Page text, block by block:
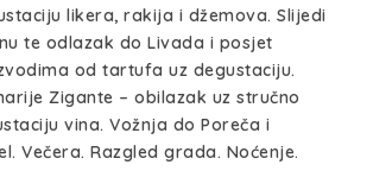
likera, rakija i džemova. Slijedi
te odlazak do Livada i posjet
od tartufa uz degustaciju.
Zigante – obilazak uz stručno
vina. Vožnja do Poreča i
Večera. Razgled grada. Noćenje.